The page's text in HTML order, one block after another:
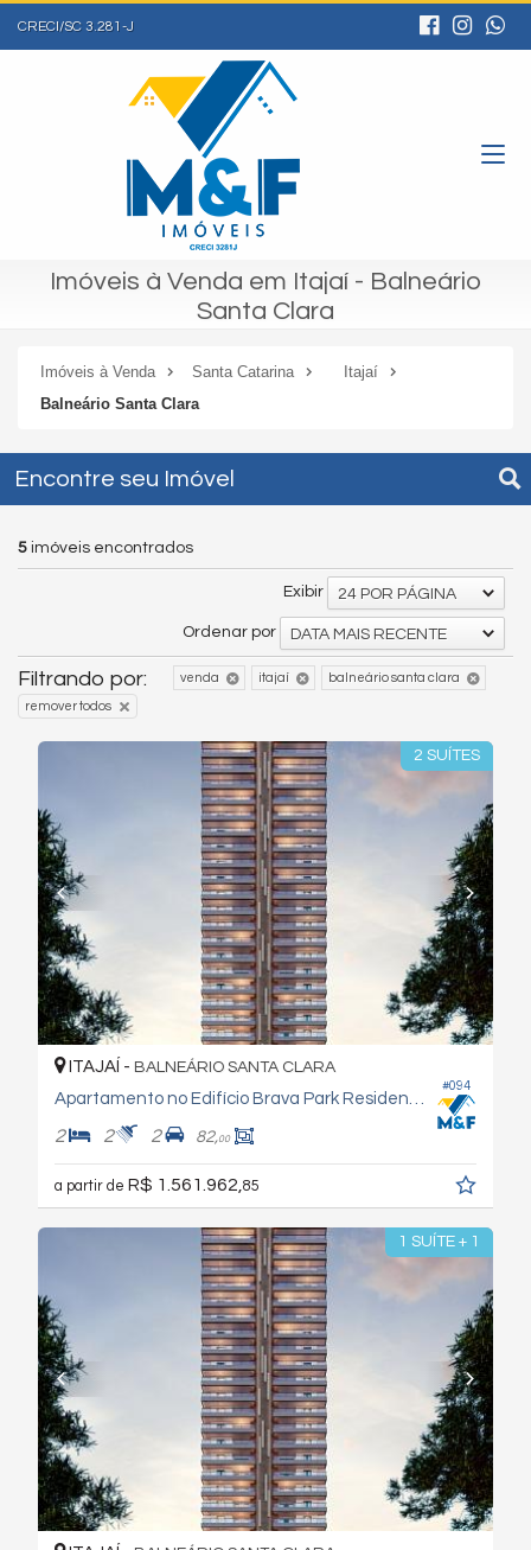
CRECI/SC 3.281-J
Imóveis à Venda em Itajaí - Balneário
Santa Clara
Imóveis à Venda Santa Catarina
Itajaí
Balneário Santa Clara
Encontre seu Imóvel
5 imóveis encontrados
Exibir 24 POR PÁGINA
Ordenar por DATA MAIS RECENTE
Filtrando por: venda itajaí balneário santa clara
remover todos
2 SUÍTES
#094
ITAJAÍ - BALNEÁRIO SANTA CLARA
Apartamento no Edifício Brava Park Residence
2 2 2 82,00
a partir de R$ 1.561.962, 85
1 SUÍTE + 1